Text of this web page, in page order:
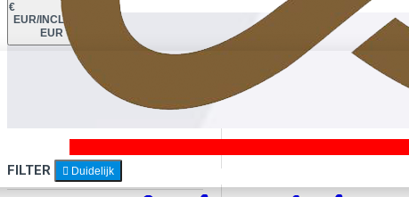
€
EUR/INCL. BTW
EUR
FILTER Duidelijk